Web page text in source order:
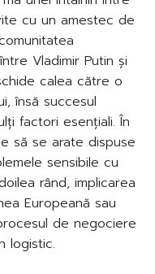
cu un amestec de
Vladimir Putin și
calea către o
însă succesul
factori esențiali. În
să se arate dispuse
sensibile cu
rând, implicarea
Europeană sau
de negociere
logistic.